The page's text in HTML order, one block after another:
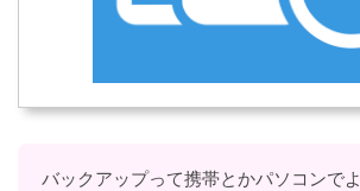
バックアップって携帯とかパソコンでよ